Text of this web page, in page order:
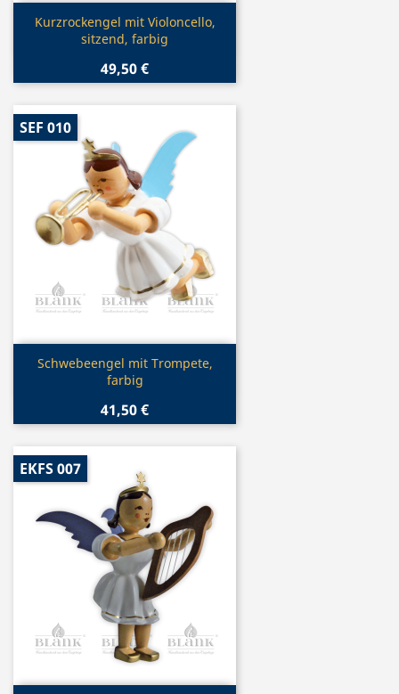
Vorschau
Kurzrockengel mit Violoncello,
sitzend, farbig
49,50 €
Vorschau
Schwebeengel mit Trompete,
farbig
41,50 €
SEF 010
EKFS 007